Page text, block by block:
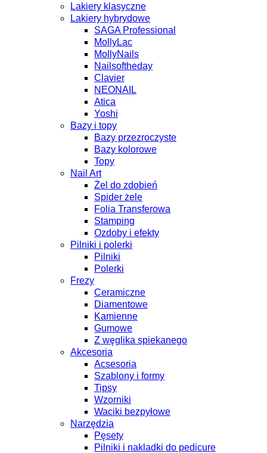
Lakiery klasyczne
Lakiery hybrydowe
SAGA Professional
MollyLac
MollyNails
Nailsoftheday
Clavier
NEONAIL
Atica
Yoshi
Bazy i topy
Bazy przezroczyste
Bazy kolorowe
Topy
Nail Art
Żel do zdobień
Spider żele
Folia Transferowa
Stamping
Ozdoby i efekty
Pilniki i polerki
Pilniki
Polerki
Frezy
Ceramiczne
Diamentowe
Kamienne
Gumowe
Z węglika spiekanego
Akcesoria
Acsesoria
Szablony i formy
Tipsy
Wzorniki
Waciki bezpyłowe
Narzędzia
Pęsety
Pilniki i nakladki do pedicure